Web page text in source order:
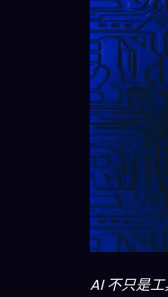
AI 不只是